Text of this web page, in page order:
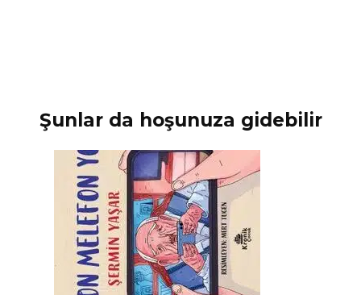
Şunlar da hoşunuza gidebilir